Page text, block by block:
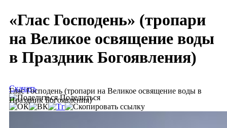
«Глас Господень» (тропари
на Великое освящение воды
в Праздник Богоявления)
Глас Господень (тропари на Великое освящение воды в
Праздник Богоявления)
Скачать
Поделиться